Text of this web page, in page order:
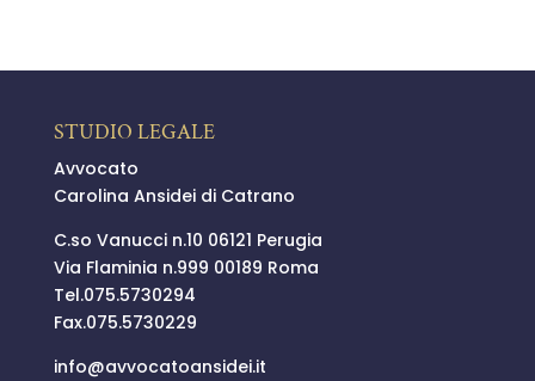
STUDIO LEGALE
Avvocato
Carolina Ansidei di Catrano
C.so Vanucci n.10 06121 Perugia
Via Flaminia n.999 00189 Roma
Tel.075.5730294
Fax.075.5730229
info@avvocatoansidei.it